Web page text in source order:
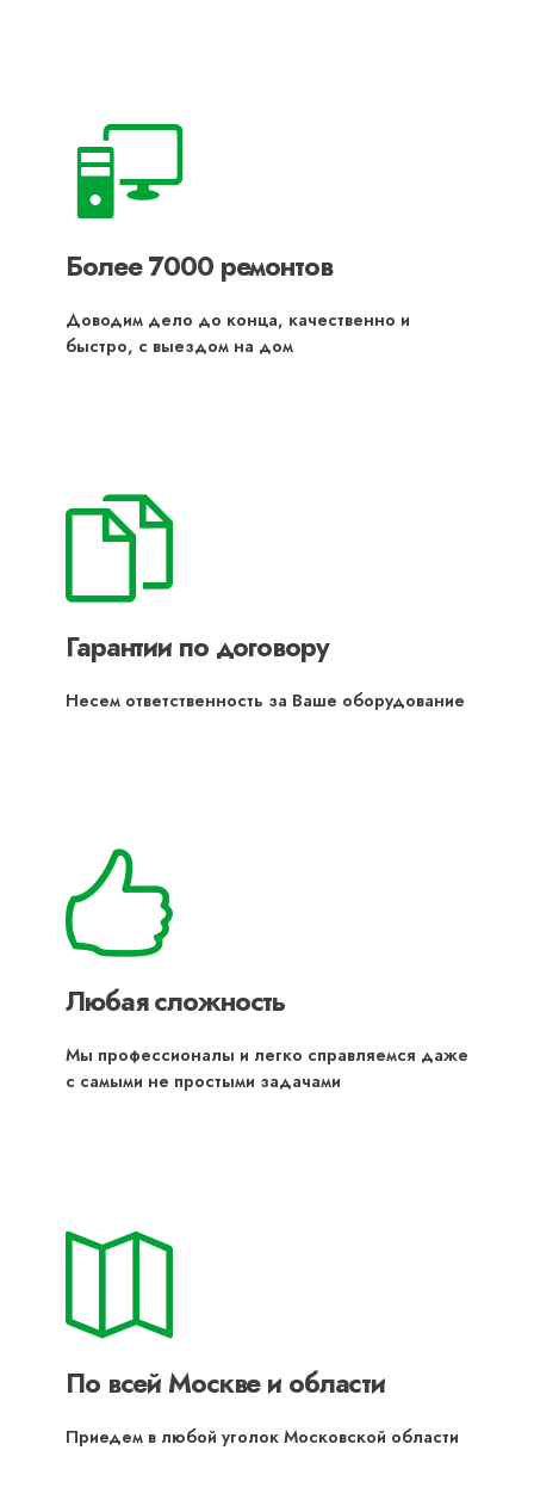
Более 7000 ремонтов
Доводим дело до конца, качественно и
быстро, с выездом на дом
Гарантии по договору
Несем ответственность за Ваше оборудование
Любая сложность
Мы профессионалы и легко справляемся даже
с самыми не простыми задачами
По всей Москве и области
Приедем в любой уголок Московской области